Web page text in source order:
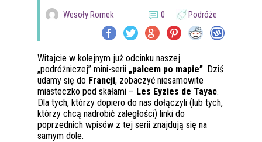
Wesoły Romek 0 Podróże
Witajcie w kolejnym już odcinku naszej
„podróżniczej” mini-serii „palcem po mapie”. Dziś
udamy się do Francji, zobaczyć niesamowite
miasteczko pod skałami – Les Eyzies de Tayac.
Dla tych, którzy dopiero do nas dołączyli (lub tych,
którzy chcą nadrobić zaległości) linki do
poprzednich wpisów z tej serii znajdują się na
samym dole.